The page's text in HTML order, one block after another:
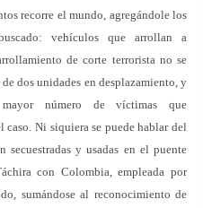
recorre el mundo, agregándole los
vehículos que arrollan a
de corte terrorista no se
dos unidades en desplazamiento, y
mayor número de víctimas que
Ni siquiera se puede hablar del
y usadas en el puente
con Colombia, empleada por
sumándose al reconocimiento de